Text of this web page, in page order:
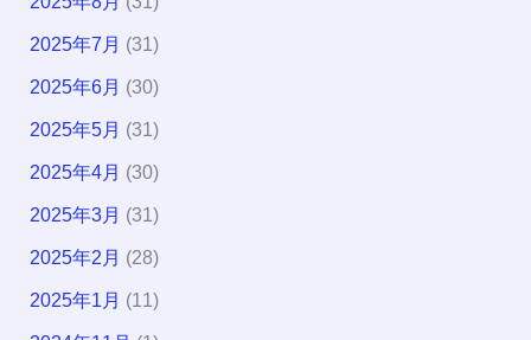
2025年7月 (31)
2025年6月 (30)
2025年5月 (31)
2025年4月 (30)
2025年3月 (31)
2025年2月 (28)
2025年1月 (11)